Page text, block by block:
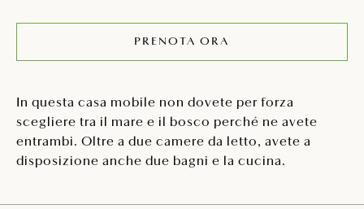
PRENOTA ORA
In questa casa mobile non dovete per forza
scegliere tra il mare e il bosco perché ne avete
entrambi. Oltre a due camere da letto, avete a
disposizione anche due bagni e la cucina.